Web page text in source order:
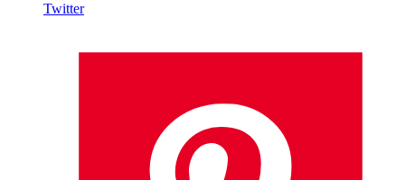
Twitter